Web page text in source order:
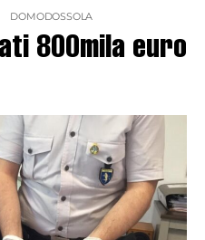
DOMODOSSOLA
800mila euro